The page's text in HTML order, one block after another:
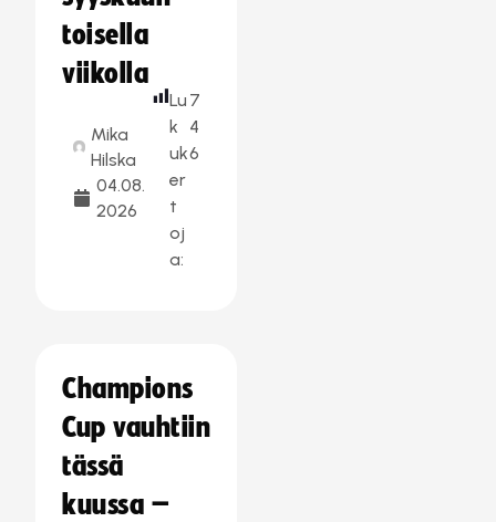
toisella
viikolla
Mika
Hilska
04.08.
2026
Lu
k
uk
er
t
oj
a:
7
4
6
Champions
Cup vauhtiin
tässä
kuussa –